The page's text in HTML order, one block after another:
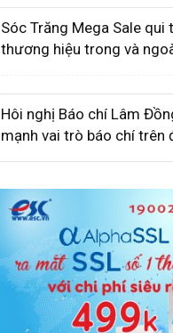
Sóc Trăng Mega Sale qui
thương hiệu trong và
Hôi nghị Báo chí Lâm
mạnh vai trò báo chí trên